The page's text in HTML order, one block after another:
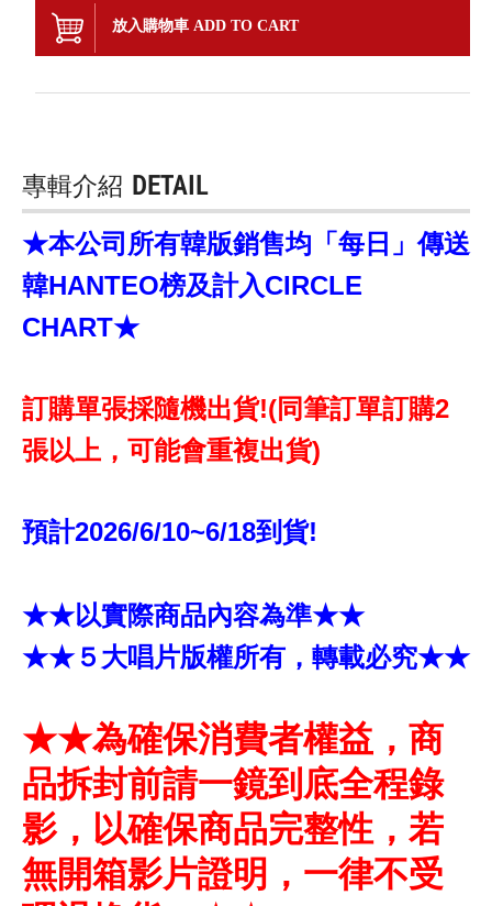
放入購物車 ADD TO CART
專輯介紹 DETAIL
★本公司所有韓版銷售均「每日」傳送
韓HANTEO榜及計入CIRCLE
CHART★
訂購單張採隨機出貨!(同筆訂單訂購2
張以上，可能會重複出貨)
預計2026/6/10~6/18到貨!
★★以實際商品內容為準★★
★★５大唱片版權所有，轉載必究★★
★★為確保消費者權益，商
品拆封前請一鏡到底全程錄
影，以確保商品完整性，若
無開箱影片證明，一律不受